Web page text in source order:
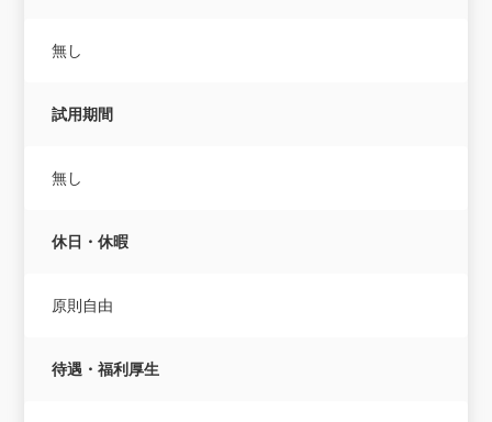
無し
試用期間
無し
休日・休暇
原則自由
待遇・福利厚生